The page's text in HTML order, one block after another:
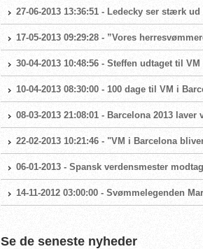
27-06-2013 13:36:51 - Ledecky ser stærk
17-05-2013 09:29:28 - ”Vores
30-04-2013 10:48:56 - Steffen udtaget til VM
10-04-2013 08:30:00 - 100 dage til VM i
08-03-2013 21:08:01 - Barcelona 2013
22-02-2013 10:21:46 - "VM i Barcelona
06-01-2013 - Spansk verdensmester
14-11-2012 03:00:00 - Svømmelegenden
Se de seneste nyheder